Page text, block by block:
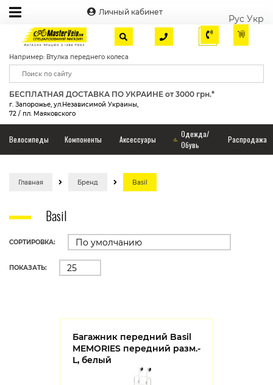
Личный кабинет
Рус Укр
Например: Втулка переднего колеса
БЕСПЛАТНАЯ ДОСТАВКА ПО УКРАИНЕ от 3000 грн.*
г. Запорожье, ул.Независимой Украины,
72 / пл. Маяковского
Велосипеды Компоненты Аксессуары
Одежда/
Обувь
Распродажа
Главная Бренд Basil
Basil
СОРТИРОВКА:
ПОКАЗАТЬ:
Багажник передний Basil
MEMORIES передний разм.-
L, белый